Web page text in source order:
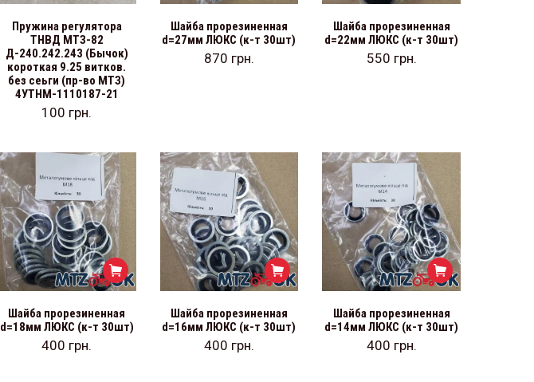
Пружина регулятора
ТНВД МТЗ-82
Д-240.242.243 (Бычок)
короткая 9.25 витков.
без сеьги (пр-во МТЗ)
4УТНМ-1110187-21
100 грн.
Шайба прорезиненная
d=27мм ЛЮКС (к-т 30шт)
870 грн.
Шайба прорезиненная
d=22мм ЛЮКС (к-т 30шт)
550 грн.
Шайба прорезиненная
d=18мм ЛЮКС (к-т 30шт)
400 грн.
Шайба прорезиненная
d=16мм ЛЮКС (к-т 30шт)
400 грн.
Шайба прорезиненная
d=14мм ЛЮКС (к-т 30шт)
400 грн.